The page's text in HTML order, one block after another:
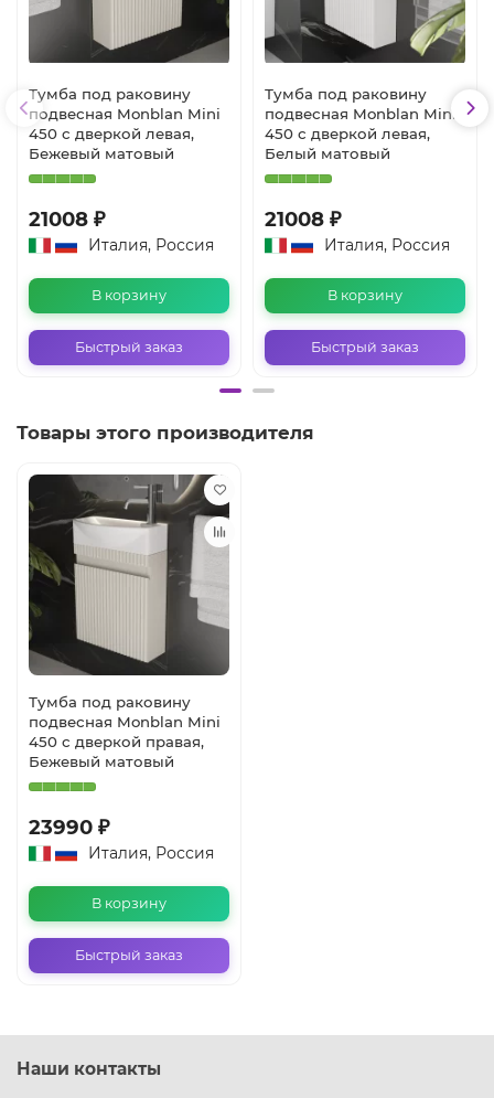
Тумба под раковину
подвесная Monblan Mini
450 с дверкой левая,
Бежевый матовый
21008 ₽
Италия, Россия
В корзину
Быстрый заказ
Тумба под раковину
подвесная Monblan Mini
450 с дверкой левая,
Белый матовый
21008 ₽
Италия, Россия
В корзину
Быстрый заказ
Товары этого производителя
Тумба под раковину
подвесная Monblan Mini
450 с дверкой правая,
Бежевый матовый
23990 ₽
Италия, Россия
В корзину
Быстрый заказ
Наши контакты